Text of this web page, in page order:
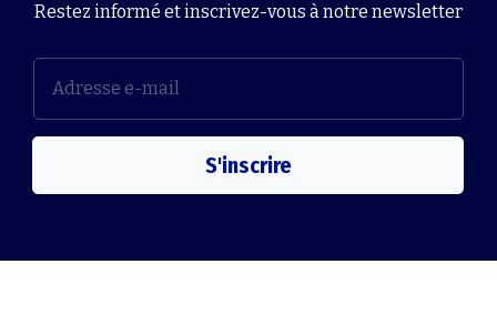
Restez informé et inscrivez-vous à notre newsletter
S'inscrire